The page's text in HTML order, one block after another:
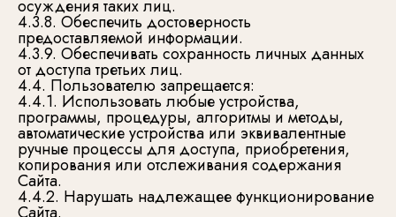
осуждения таких лиц.
4.3.8. Обеспечить достоверность
предоставляемой информации.
4.3.9. Обеспечивать сохранность личных данных
от доступа третьих лиц.
4.4. Пользователю запрещается:
4.4.1. Использовать любые устройства,
программы, процедуры, алгоритмы и методы,
автоматические устройства или эквивалентные
ручные процессы для доступа, приобретения,
копирования или отслеживания содержания
Сайта.
4.4.2. Нарушать надлежащее функционирование